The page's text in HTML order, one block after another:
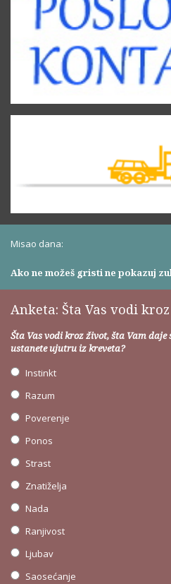
Misao dana:
Ako ne možeš gristi ne pokazuj
Anketa: Šta Vas vodi
Šta Vas vodi kroz život, šta Vam
ustanete ujutru iz kreveta?
Instinkt
Razum
Poverenje
Ponos
Strast
Znatiželja
Nada
Ranjivost
Ljubav
Saosećanje